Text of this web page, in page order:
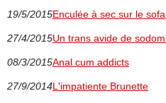
19/5/2015Enculée à sec sur le
27/4/2015Un trans avide de
08/3/2015Anal cum addicts
27/9/2014L'impatiente Brunette